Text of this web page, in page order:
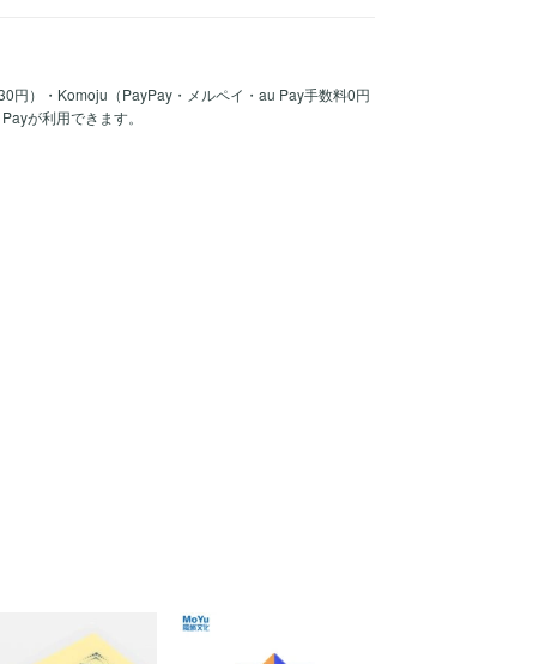
円）・Komoju（PayPay・メルペイ・au Pay手数料0円
が利用できます。